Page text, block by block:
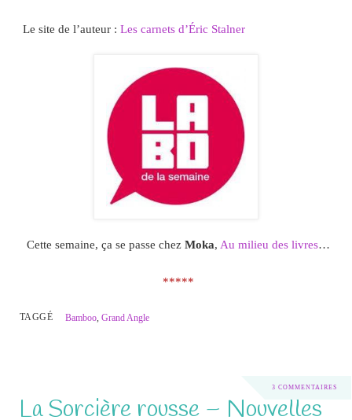
Le site de l’auteur : Les carnets d’Éric Stalner
Cette semaine, ça se passe chez Moka, Au milieu des livres…
*****
TAGGÉ Bamboo,Grand Angle
3 COMMENTAIRES
La Sorcière rousse – Nouvelles